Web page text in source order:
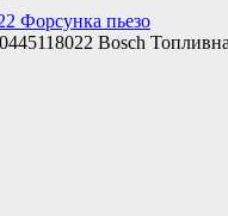
Форсунка пьезо
Bosch